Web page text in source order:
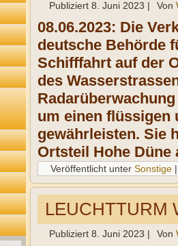
Publiziert 8. Juni 2023 | Von
08.06.2023: Die
deutsche Behörde
Schifffahrt auf der
des
um einen flüssigen
gewährleisten. Sie
Ortsteil Hohe Düne
Veröffentlicht unter Sonstige
LEUCHTTURM
Publiziert 8. Juni 2023 | Von